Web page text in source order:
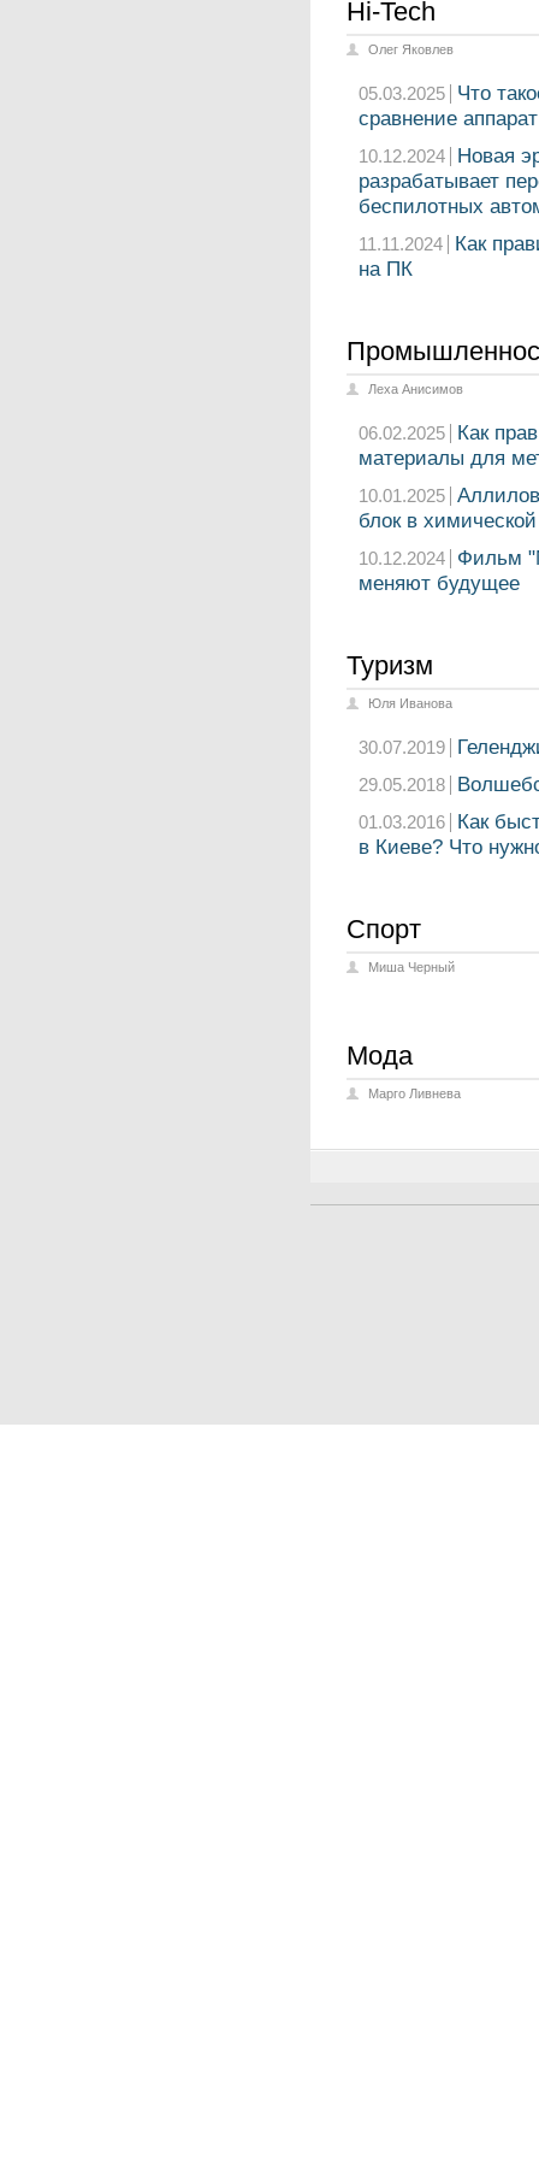
Hi-Tech
Олег Яковлев
05.03.2025
Что
сравнение
10.12.2024
Новая
разрабатывает
беспилотных
11.11.2024
Как
на ПК
Леха Анисимов
06.02.2025
Как
материалы для
10.01.2025
блок в
10.12.2024
Фильм
меняют будущее
Туризм
Юля Иванова
30.07.2019
29.05.2018
01.03.2016
Как
в Киеве? Что
Спорт
Миша Черный
Мода
Марго Ливнева